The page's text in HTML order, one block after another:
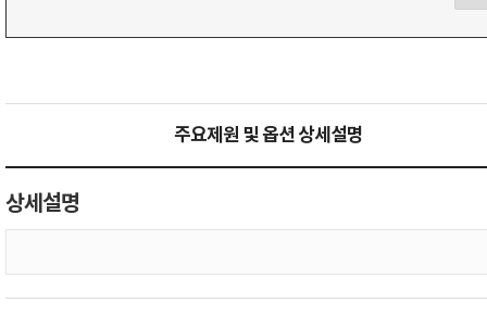
주요제원 및 옵션 상세설명
상세설명